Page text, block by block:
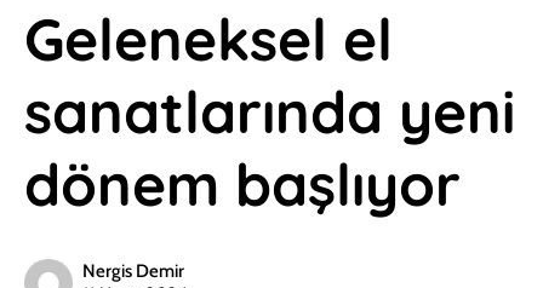
Geleneksel el
sanatlarında yeni
dönem başlıyor
Nergis Demir